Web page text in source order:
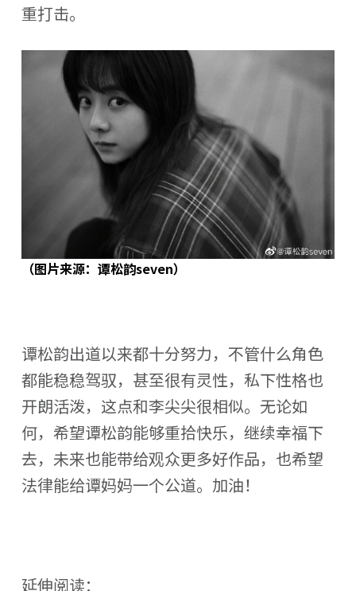
重打击。
（图片来源：谭松韵seven）
谭松韵出道以来都十分努力，不管什么角色
都能稳稳驾驭，甚至很有灵性，私下性格也
开朗活泼，这点和李尖尖很相似。无论如
何，希望谭松韵能够重拾快乐，继续幸福下
去，未来也能带给观众更多好作品，也希望
法律能给谭妈妈一个公道。加油！
延伸阅读：